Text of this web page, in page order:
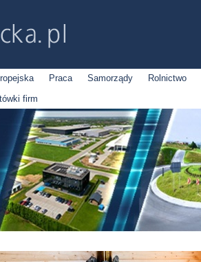
Praca Samorządy Rolnictwo
firm